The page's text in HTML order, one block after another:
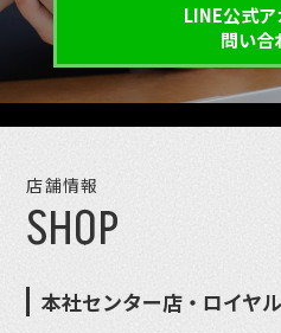
LINE公式
問い合
店舗情報
SHOP
本社センター店・ロイヤ